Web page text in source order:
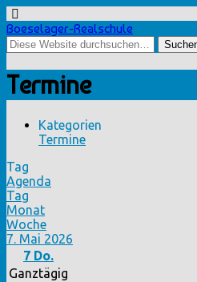
Boeselager-Realschule
Termine
Kategorien
Termine
Tag
Agenda
Tag
Monat
Woche
7. Mai 2026
7 Do.
Ganztägig